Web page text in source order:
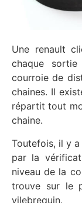
Une renault
chaque
courroie de
chaines. Il
répartit tout
chaine.
Toutefois, il y
par la
niveau de la
trouve sur le
vilebrequin.